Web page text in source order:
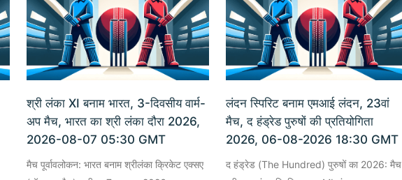
श्री लंका XI बनाम भारत, 3-दिवसीय वार्म-
अप मैच, भारत का श्री लंका दौरा 2026,
2026-08-07 05:30 GMT
मैच पूर्वावलोकन: भारत बनाम श्रीलंका क्रिकेट एक्सए
लंदन स्पिरिट बनाम एमआई लंदन, 23वां
मैच, द हंड्रेड पुरुषों की प्रतियोगिता
2026, 06-08-2026 18:30 GMT
द हंड्रेड (The Hundred) पुरुषों का 2026: मैच